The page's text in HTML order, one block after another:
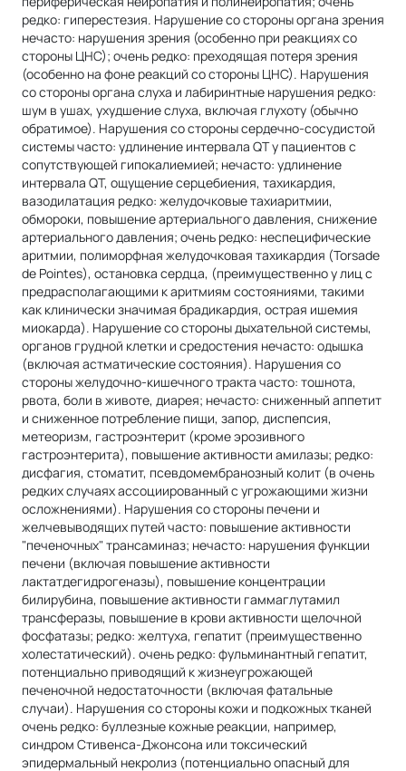
редко: гиперестезия. Нарушение со стороны органа зрения
нечасто: нарушения зрения (особенно при реакциях со
стороны ЦНС); очень редко: преходящая потеря зрения
(особенно на фоне реакций со стороны ЦНС). Hapyшения
со стороны органа слуха и лабиринтные нарушения редко:
шум в ушах, ухудшение слуха, включая глухоту (обычно
обратимое). Нарушения со стороны сердечно-сосудистой
системы часто: удлинение интервала QT у пациентов с
сопутствующей гипокалиемией; нечасто: удлинение
интервала QT, ощущение серцебиения, тахикардия,
вазодилатация редко: желудочковые тахиаритмии,
обмороки, повышение артериального давления, снижение
артериального давления; очень редко: неспецифические
аритмии, полиморфная желудочковая тахикардия (Torsade
de Pointes), остановка сердца, (преимущественно у лиц с
предрасполагающими к аритмиям состояниями, такими
как клинически значимая брадикардия, острая ишемия
миокарда). Нарушение со стороны дыхательной системы,
органов грудной клетки и средостения нечасто: одышка
(включая астматические состояния). Нарушения со
стороны желудочно-кишечного тракта часто: тошнота,
рвота, боли в животе, диарея; нечасто: сниженный аппетит
и сниженное потребление пищи, запор, диспепсия,
метеоризм, гастроэнтерит (кроме эрозивного
гастроэнтерита), повышение активности амилазы; редко:
дисфагия, стоматит, псевдомембранозный колит (в очень
редких случаях ассоциированный с угрожающими жизни
осложнениями). Hapyшения со стороны печени и
желчевыводящих путей часто: повышение активности
"печеночных" трансаминаз; нечасто: нарушения функции
печени (включая повышение активности
лактатдегидрогеназы), повышение концентрации
билирубина, повышение активности гаммаглутамил
трансферазы, повышение в крови активности щелочной
фосфатазы; редко: желтуха, гепатит (преимущественно
холестатический). очень редко: фульминантный гепатит,
потенциально приводящий к жизнеугрожающей
печеночной недостаточности (включая фатальные
случаи). Нарушения со стороны кожи и подкожных тканей
очень редко: буллезные кожные реакции, например,
синдром Стивенса-Джонсона или токсический
эпидермальный некролиз (потенциально опасный для